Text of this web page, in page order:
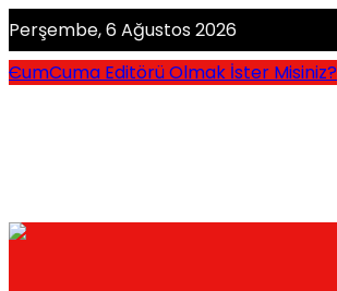
Perşembe, 6 Ağustos 2026
CumCuma Editörü Olmak İster Misiniz?